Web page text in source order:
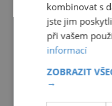
kombinovat s
jste jim
při vašem
informací
ZOBRAZIT
→